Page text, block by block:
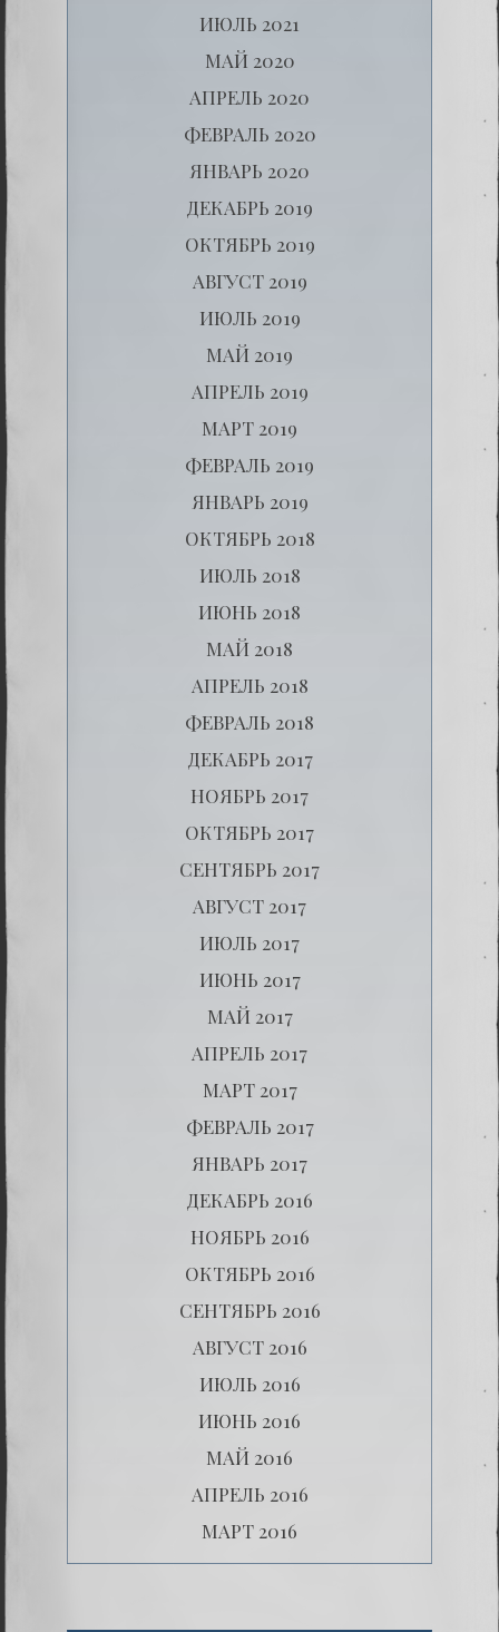
ИЮЛЬ 2021
МАЙ 2020
АПРЕЛЬ 2020
ФЕВРАЛЬ 2020
ЯНВАРЬ 2020
ДЕКАБРЬ 2019
ОКТЯБРЬ 2019
АВГУСТ 2019
ИЮЛЬ 2019
МАЙ 2019
АПРЕЛЬ 2019
МАРТ 2019
ФЕВРАЛЬ 2019
ЯНВАРЬ 2019
ОКТЯБРЬ 2018
ИЮЛЬ 2018
ИЮНЬ 2018
МАЙ 2018
АПРЕЛЬ 2018
ФЕВРАЛЬ 2018
ДЕКАБРЬ 2017
НОЯБРЬ 2017
ОКТЯБРЬ 2017
СЕНТЯБРЬ 2017
АВГУСТ 2017
ИЮЛЬ 2017
ИЮНЬ 2017
МАЙ 2017
АПРЕЛЬ 2017
МАРТ 2017
ФЕВРАЛЬ 2017
ЯНВАРЬ 2017
ДЕКАБРЬ 2016
НОЯБРЬ 2016
ОКТЯБРЬ 2016
СЕНТЯБРЬ 2016
АВГУСТ 2016
ИЮЛЬ 2016
ИЮНЬ 2016
МАЙ 2016
АПРЕЛЬ 2016
МАРТ 2016